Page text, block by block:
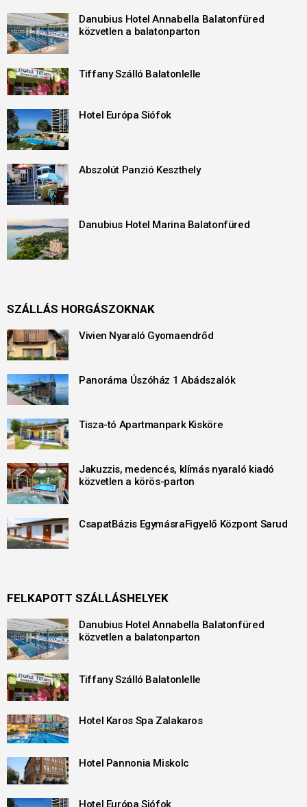
Danubius Hotel Annabella Balatonfüred
közvetlen a balatonparton
Tiffany Szálló Balatonlelle
Hotel Európa Siófok
Abszolút Panzió Keszthely
Danubius Hotel Marina Balatonfüred
SZÁLLÁS HORGÁSZOKNAK
Vivien Nyaraló Gyomaendrőd
Panoráma Úszóház 1 Abádszalók
Tisza-tó Apartmanpark Kisköre
Jakuzzis, medencés, klímás nyaraló kiadó
közvetlen a körös-parton
CsapatBázis EgymásraFigyelő Központ Sarud
FELKAPOTT SZÁLLÁSHELYEK
Danubius Hotel Annabella Balatonfüred
közvetlen a balatonparton
Tiffany Szálló Balatonlelle
Hotel Karos Spa Zalakaros
Hotel Pannonia Miskolc
Hotel Európa Siófok